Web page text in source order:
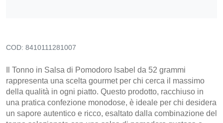
CONTATTI
COD: 8410111281007
Il Tonno in Salsa di Pomodoro Isabel da 52 grammi
rappresenta una scelta gourmet per chi cerca il massimo
della qualità in ogni piatto. Questo prodotto, racchiuso in
una pratica confezione monodose, è ideale per chi desidera
un sapore autentico e ricco, esaltato dalla combinazione del